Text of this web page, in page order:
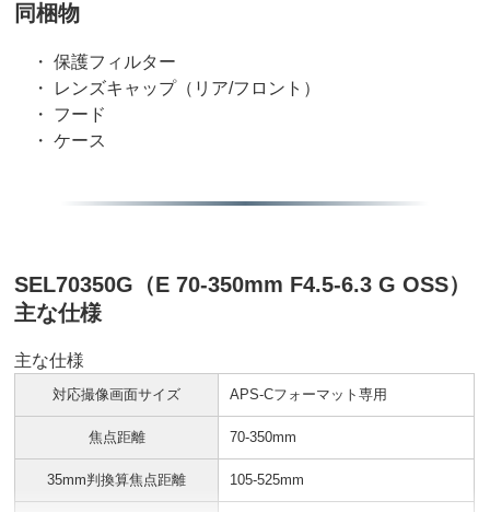
同梱物
・ 保護フィルター
・ レンズキャップ（リア/フロント）
・ フード
・ ケース
SEL70350G（E 70-350mm F4.5-6.3 G OSS）
主な仕様
主な仕様
対応撮像画面サイズ APS-Cフォーマット専用
焦点距離 70-350mm
35mm判換算焦点距離 105-525mm